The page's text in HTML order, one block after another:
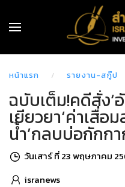
หน้าแรก รายงาน-สกู๊ป
ฉบับเต็ม!คดีสั่ง‘
เยียวยา‘ค่าเสื่
น้ำ’กลบบ่อกักก
วันเสาร์ ที่ 23 พฤษภาคม
isranews